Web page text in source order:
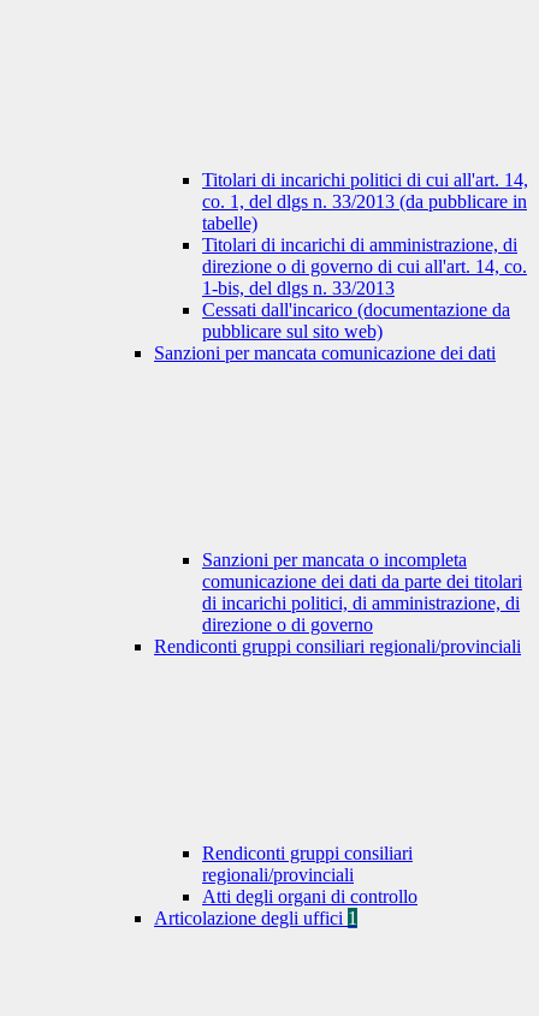
Titolari di incarichi politici di cui all'art. 14,
co. 1, del dlgs n. 33/2013 (da pubblicare in
tabelle)
Titolari di incarichi di amministrazione, di
direzione o di governo di cui all'art. 14, co.
1-bis, del dlgs n. 33/2013
Cessati dall'incarico (documentazione da
pubblicare sul sito web)
Sanzioni per mancata comunicazione dei dati
Sanzioni per mancata o incompleta
comunicazione dei dati da parte dei titolari
di incarichi politici, di amministrazione, di
direzione o di governo
Rendiconti gruppi consiliari regionali/provinciali
Rendiconti gruppi consiliari
regionali/provinciali
Atti degli organi di controllo
Articolazione degli uffici 1